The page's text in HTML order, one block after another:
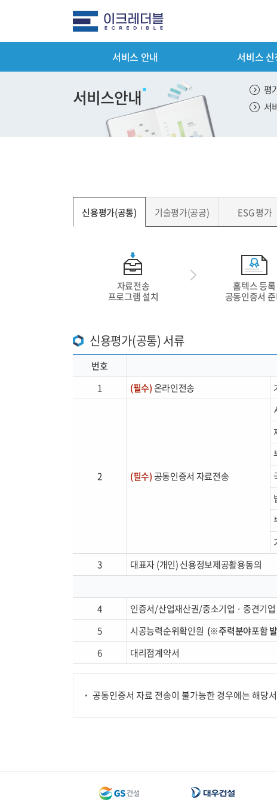
서비스 안내 서비스 신
전체메뉴 서비스 안내
패키지서비스
서비스 이용절차
평가서비스 도
이용기관안내
ESG/SH 평가
분기별 부가
PLUS(하반기
서비스상품
서비스상품
원청사 추가
전자세금계산
거래처 신용 모
서비스안내 평
서
신용평가(공통) 기술평가(공공) ESG 평가
자료전송
프로그램 설치
홈텍스 등록
공동인증서
신용평가(공통) 서류
번호
1
(필수)온라인전송
2 (필수)공동인증서 자료전송
3
대표자 (개인) 신용정보제공활용동의
4
인증서/산업재산권/중소기업 · 중견기업
5 시공능력순위확인원 (※주력분야포함
6
대리점계약서
공동인증서 자료 전송이 불가능한 경우에는 해당